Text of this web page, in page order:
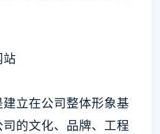
立在公司整体形象基
的文化、品牌、工程